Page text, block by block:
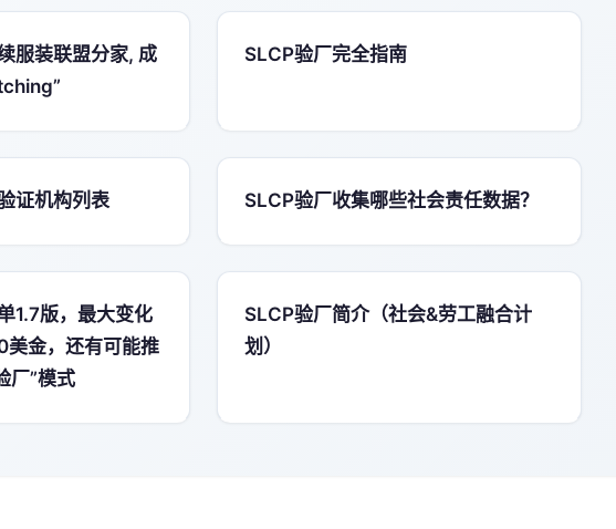
服装联盟分家, 成
SLCP验厂完全指南
证机构列表 SLCP验厂收集哪些社会责任数据？
1.7版，最大变化
美金，还有可能推
厂”模式
SLCP验厂简介（社会&劳工融合计
划）